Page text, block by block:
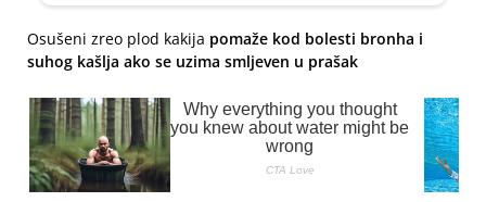
Osušeni zreo plod kakija pomaže kod bolesti bronha i
suhog kašlja ako se uzima smljeven u prašak